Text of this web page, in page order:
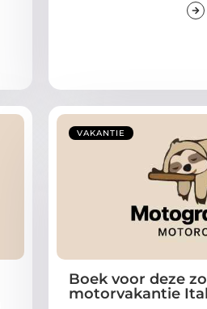
VAKANTIE
Boek voor deze
motorvakantie